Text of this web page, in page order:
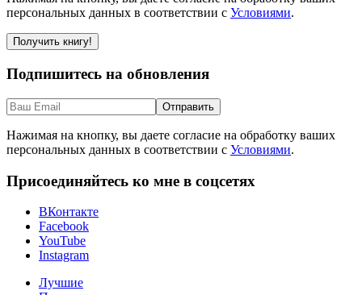
персональных данных в соответствии с Условиями.
Подпишитесь на обновления
Нажимая на кнопку, вы даете согласие на обработку ваших
персональных данных в соответствии с Условиями.
Присоединяйтесь ко мне в соцсетях
ВКонтакте
Facebook
YouTube
Instagram
Лучшие